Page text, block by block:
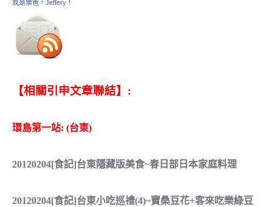
我是樂爸。Jeffery！
【相關引申文章聯結】:
環島第一站: (台東)
20120204[食記]台東隱藏版美食~春日部日本家庭料理
20120204[食記]台東小吃巡禮(4)~寶桑豆花+客來吃樂綠豆